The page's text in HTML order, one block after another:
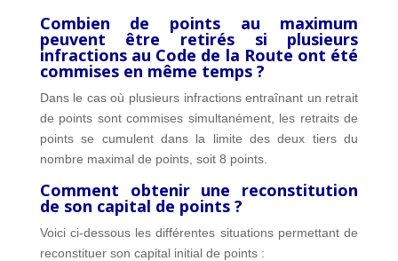
Combien de points au maximum
peuvent être retirés si plusieurs
infractions au Code de la Route ont été
commises en même temps ?
Dans le cas où plusieurs infractions entraînant un retrait
de points sont commises simultanément, les retraits de
points se cumulent dans la limite des deux tiers du
nombre maximal de points, soit 8 points.
Comment obtenir une reconstitution
de son capital de points ?
Voici ci-dessous les différentes situations permettant de
reconstituer son capital initial de points :